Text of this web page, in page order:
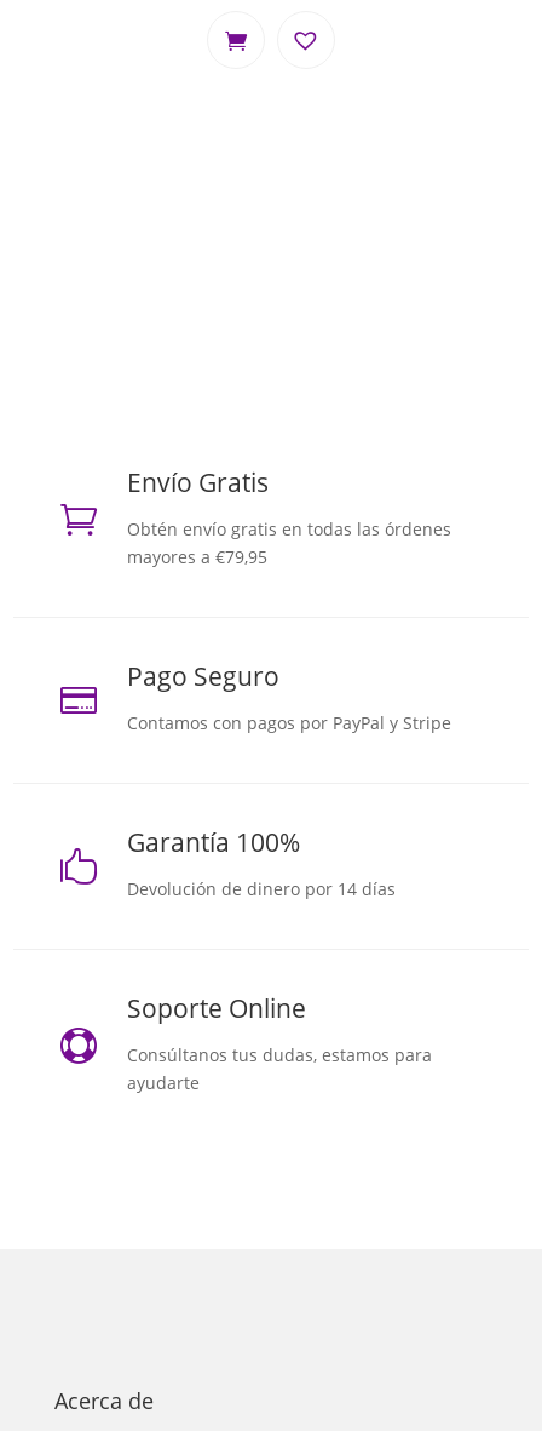

Envío Gratis
Obtén envío gratis en todas las órdenes
mayores a €79,95

Pago Seguro
Contamos con pagos por PayPal y Stripe

Garantía 100%
Devolución de dinero por 14 días

Soporte Online
Consúltanos tus dudas, estamos para
ayudarte
Acerca de